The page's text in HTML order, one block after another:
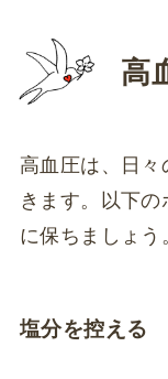
高
高血圧は、日
きます。以下
に保ちましょう
塩分を控える